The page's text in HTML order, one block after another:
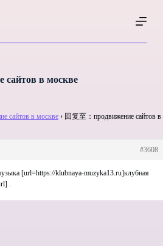
сайтов в москве
сайтов в москве › 回复至：продвижение сайтов в
#3608
[url=https://klubnaya-muzyka13.ru]клубная
.